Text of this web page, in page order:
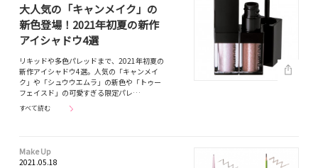
大人気の「キャンメイク」の
新色登場！2021年初夏の新作
アイシャドウ4選
リキッドや多色パレッドまで、2021年初夏の
新作アイシャドウ4選。人気の「キャンメイ
ク」や「シュウウエムラ」の新色や「トゥー
フェイスド」の可愛すぎる限定パレ…
すべて読む
Make Up
2021.05.18